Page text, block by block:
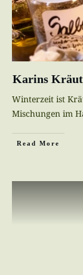
Karins
Winterzeit ist
Mischungen im
Read More